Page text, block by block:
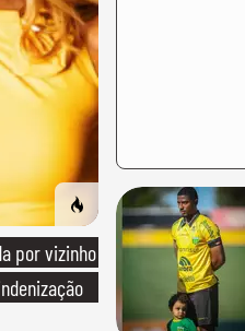
por vizinho